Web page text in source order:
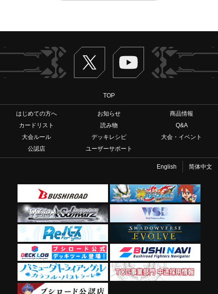
Twitter ヴァンガードch
TOP
はじめての方へ お知らせ
商品情報
カードリスト
読み物
Q&A
大会ルール
デッキレシピ
大会・イベント
公認店
ユーザーサポート
English 简体中文